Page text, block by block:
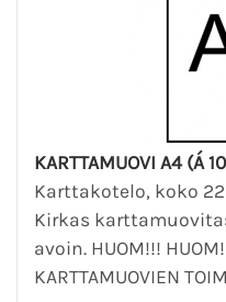
KARTTAMUOVI A4 (Á
Karttakotelo, koko 22
Kirkas
avoin. HUOM!!!
KARTTAMUOVIEN